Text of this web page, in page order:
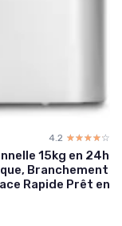
4.2 ☆☆☆☆☆
★★★★★
15kg en 24h
Branchement
Rapide Prêt en